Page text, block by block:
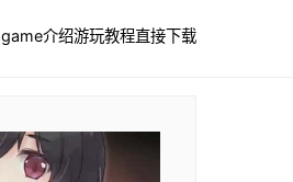
game介绍游玩教程直接下载